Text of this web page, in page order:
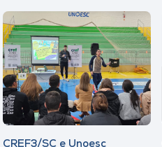
CREF3/SC e Unoesc